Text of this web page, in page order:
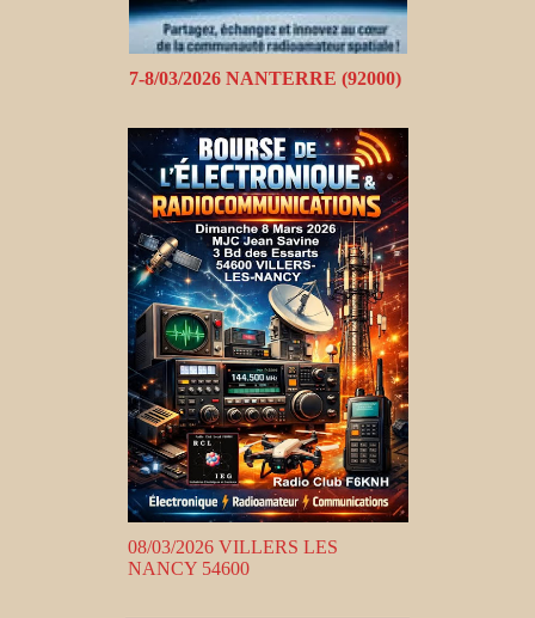
7-8/03/2026 NANTERRE (92000)
08/03/2026 VILLERS LES
NANCY 54600